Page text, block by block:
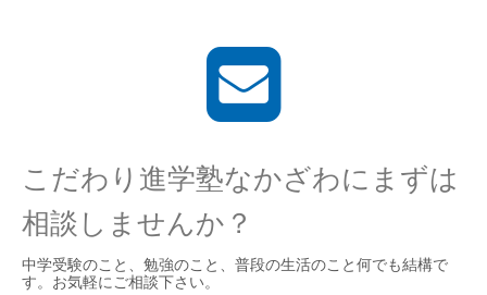
こだわり進学塾なかざわにまずは
相談しませんか？
中学受験のこと、勉強のこと、普段の生活のこと何でも結構で
す。お気軽にご相談下さい。